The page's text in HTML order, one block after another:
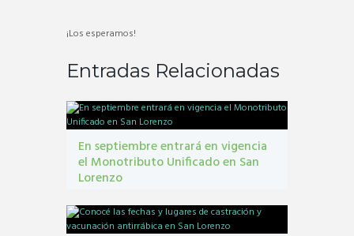
¡Los esperamos!
Entradas Relacionadas
En septiembre entrará en vigencia
el Monotributo Unificado en San
Lorenzo
Unificado